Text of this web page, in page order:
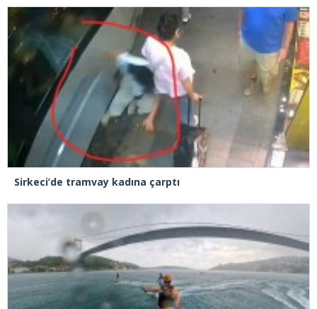
Sirkeci’de tramvay kadına çarptı